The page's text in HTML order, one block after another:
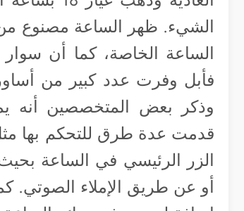
الشيء. ظهر الساعة مصنوع من
الساعة الخاصة، كما أن
فأبل وفرت عدد كبير من
قدمت عدة طرق للتحكم بها
الزر الرئيسي في الساعة
أو عن طريق الإملاء الصوتي.